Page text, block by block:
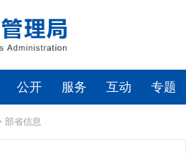
公开 服务 互动 专题
部省信息